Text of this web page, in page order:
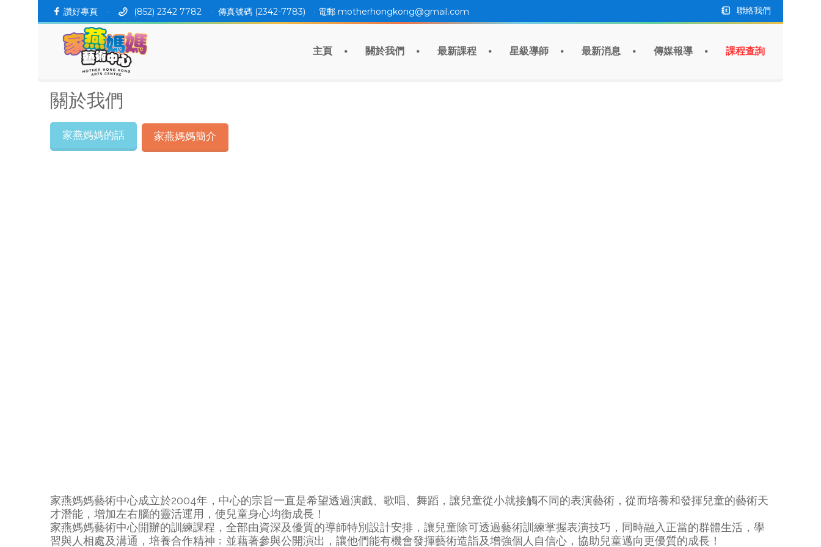
讚好專頁 · (852) 2342 7782 · 傳真號碼 (2342-7783) · 電郵 motherhongkong@gmail.com 聯絡我們
主頁 關於我們 最新課程 星級導師 最新消息 傳媒報導 課程查詢
關於我們
家燕媽媽的話 家燕媽媽簡介
家燕媽媽藝術中心成立於2004年，中心的宗旨一直是希望透過演戲、歌唱、舞蹈，讓兒童從小就接觸不同的表演藝術，從而培養和發揮兒童的藝術天
才潛能，增加左右腦的靈活運用，使兒童身心均衡成長！
家燕媽媽藝術中心開辦的訓練課程，全部由資深及優質的導師特別設計安排，讓兒童除可透過藝術訓練掌握表演技巧，同時融入正當的群體生活，學
習與人相處及溝通，培養合作精神﹔並藉著參與公開演出，讓他們能有機會發揮藝術造詣及增強個人自信心，協助兒童邁向更優質的成長！